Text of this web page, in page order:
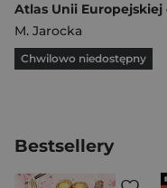
M. Jarocka
Chwilowo niedostępny
Bestsellery